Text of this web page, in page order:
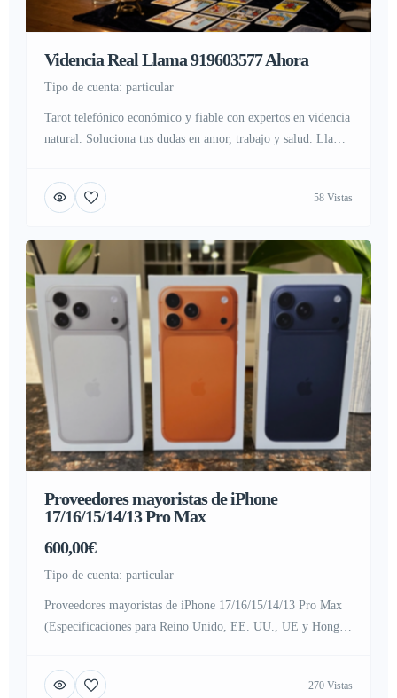
Videncia Real Llama 919603577 Ahora
tipo de cuenta: particular
Tarot telefónico económico y fiable con expertos en videncia
natural. Soluciona tus dudas en amor, trabajo y salud. Llama
obtén respuestas claras hoy mismo.
58 Vistas
Proveedores mayoristas de iPhone
17/16/15/14/13 Pro Max
600,00€
tipo de cuenta: particular
Proveedores mayoristas de iPhone 17/16/15/14/13 Pro Max
(Especificaciones para Reino Unido, EE. UU., UE y Hong
meses de garantía del vendedor Nuevo, regalo perfecto
¡COMPRE CON CONFIANZA, SATISFACCIÓN 100%270 Vistas